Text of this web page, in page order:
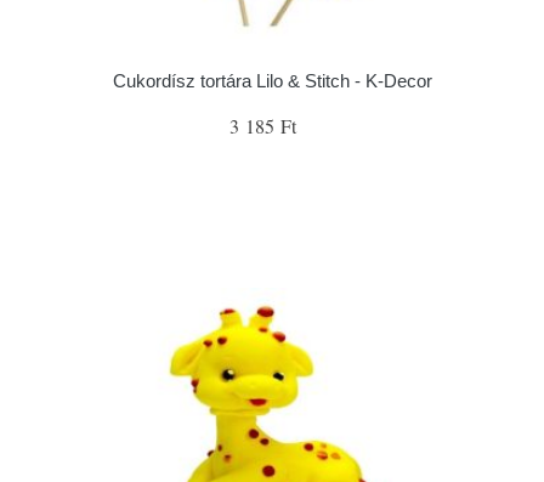
Cukordísz tortára Lilo & Stitch - K-Decor
3 185 Ft